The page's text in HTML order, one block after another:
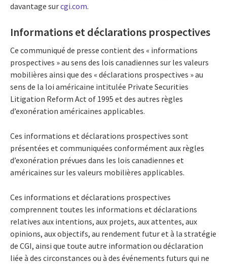
davantage surcgi.com.
Informations et déclarations prospectives
Ce communiqué de presse contient des « informations
prospectives » au sens des lois canadiennes sur les valeurs
mobilières ainsi que des « déclarations prospectives » au
sens de la loi américaine intitulée Private Securities
Litigation Reform Act of 1995 et des autres règles
d’exonération américaines applicables.
Ces informations et déclarations prospectives sont
présentées et communiquées conformément aux règles
d’exonération prévues dans les lois canadiennes et
américaines sur les valeurs mobilières applicables.
Ces informations et déclarations prospectives
comprennent toutes les informations et déclarations
relatives aux intentions, aux projets, aux attentes, aux
opinions, aux objectifs, au rendement futur et à la stratégie
de CGI, ainsi que toute autre information ou déclaration
liée à des circonstances ou à des événements futurs qui ne